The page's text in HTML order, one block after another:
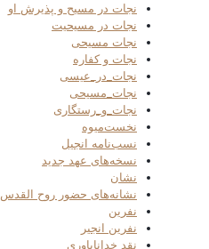
نجات در مسیح و پذیرش او
نجات در مسیحیت
نجات مسیحی
نجات و کفاره
نجات_در_عیسی
نجات_مسیحی
نجات_و_رستگاری
نخست‌میوه
نسب‌نامه انجیل
نسخه‌های عهد جدید
نشان
نشانه‌های حضور روح القدس
نفرین
نفرین انجیر
نقد خداناباوری